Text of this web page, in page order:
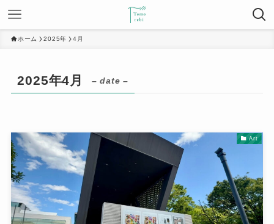
ホーム 2025年 4月
2025年4月 – date –
Art